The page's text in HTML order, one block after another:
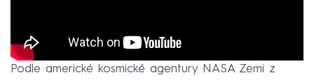
Podle americké kosmické agentury NASA Zemi z